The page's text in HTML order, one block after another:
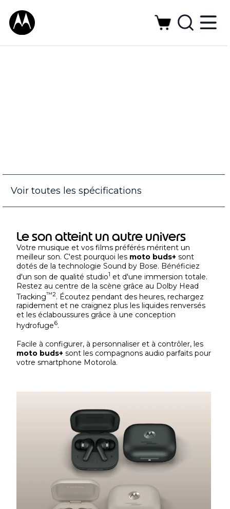
Voir toutes les spécifications
Le son atteint un autre univers
Votre musique et vos films préférés méritent un
meilleur son. C'est pourquoi les moto buds+ sont
dotés de la technologie Sound by Bose. Bénéficiez
d'un son de qualité studio1 et d'une immersion totale.
Restez au centre de la scène grâce au Dolby Head
Tracking™2. Écoutez pendant des heures, rechargez
rapidement et ne craignez plus les liquides renversés
et les éclaboussures grâce à une conception
hydrofuge6.
Facile à configurer, à personnaliser et à contrôler, les
moto buds+ sont les compagnons audio parfaits pour
votre smartphone Motorola.